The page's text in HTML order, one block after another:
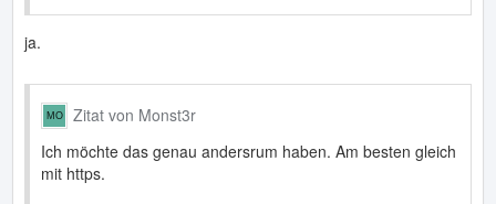
ja.
Zitat von Monst3r
Ich möchte das genau andersrum haben. Am besten gleich
mit https.